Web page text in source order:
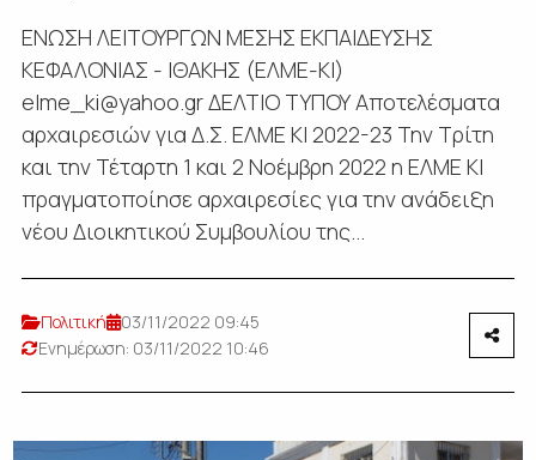
ΕΝΩΣΗ ΛΕΙΤΟΥΡΓΩΝ ΜΕΣΗΣ ΕΚΠΑΙΔΕΥΣΗΣ
ΚΕΦΑΛΟΝΙΑΣ - ΙΘΑΚΗΣ (ΕΛΜΕ-ΚΙ)
elme_ki@yahoo.gr ΔΕΛΤΙΟ ΤΥΠΟΥ Αποτελέσματα
αρχαιρεσιών για Δ.Σ. ΕΛΜΕ ΚΙ 2022-23 Την Τρίτη
και την Τέταρτη 1 και 2 Νοέμβρη 2022 η ΕΛΜΕ ΚΙ
πραγματοποίησε αρχαιρεσίες για την ανάδειξη
νέου Διοικητικού Συμβουλίου της...
Πολιτική
03/11/2022 09:45
Ενημέρωση: 03/11/2022 10:46